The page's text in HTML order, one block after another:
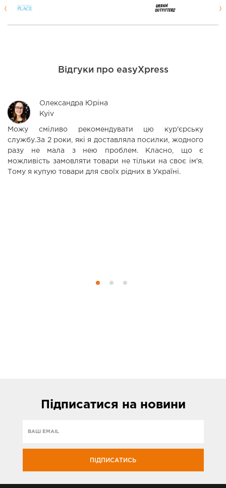
Відгуки про easyXpress
Олександра Юріна
Kyiv
Можу сміливо рекомендувати цю кур'єрську
службу.За 2 роки, які я доставляла посилки, жодного
разу не мала з нею проблем. Класно, що є
можливість замовляти товари не тільки на своє ім'я.
Тому я купую товари для своїх рідних в Україні.
Підписатися на новини
ПІДПИСАТИСЬ